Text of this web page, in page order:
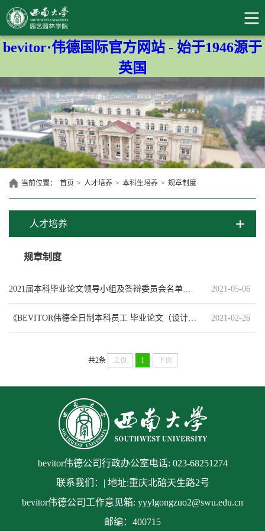
bevitor·伟德国际官方网站 - 始于1946源于
英国
当前位置： 首页 > 人才培养 > 本科生培养 > 规章制度
人才培养
规章制度
2021届本科毕业论文领导小组及答辩委员会名单和工作职责 2021-05-06
《BEVITOR伟德全日制本科员工 毕业论文（设计）工作管理办法》西校〔2021〕4号 2021-02-26
共2条 上页 1 下页
bevitor伟德公司行政办公室电话: 023-68251274
联系我们：| 地址:重庆北碚天生路2号
bevitor伟德公司工作意见箱: yyylgongzuo2@swu.edu.cn
邮编：400715